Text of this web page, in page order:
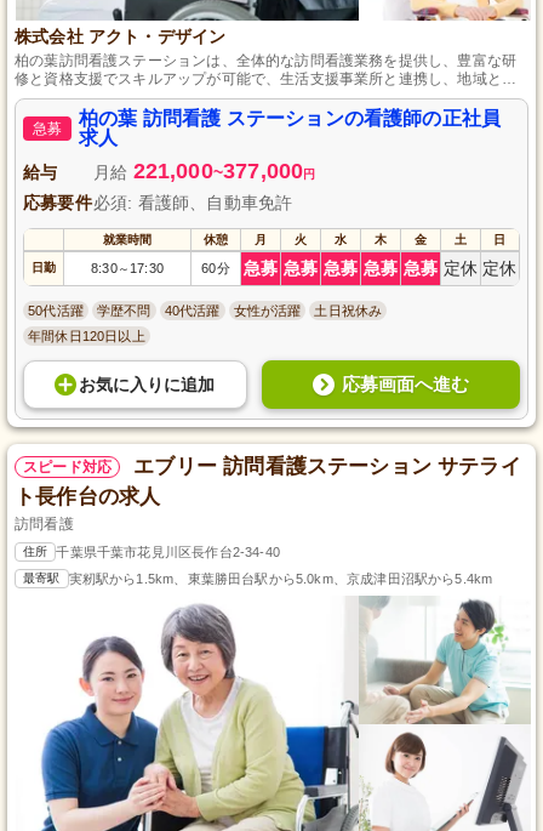
株式会社 アクト・デザイン
柏の葉訪問看護ステーションは、全体的な訪問看護業務を提供し、豊富な研
修と資格支援でスキルアップが可能で、生活支援事業所と連携し、地域と家
庭での安心生活をサポートします。
急募
柏の葉 訪問看護 ステーションの看護師の正社員
求人
給与 月給 221,000~377,000円
応募要件必須: 看護師、自動車免許
就業時間 休憩 月 火 水 木 金 土 日
日勤 8:30～ 17:30 60分 急募 急募 急募 急募 急募 定休 定休
50代活躍 学歴不問 40代活躍 女性が活躍
土日祝休み
年間休日120日以上
お気に入り に追加 応募画面へ進む
スピード対応
エブリー 訪問看護ステーション サテライ
ト長作台の求人
訪問看護
住所 千葉県千葉市花見川区長作台2-34-40
最寄駅 実籾駅から1.5km、東葉勝田台駅から5.0km、京成津田沼駅から5.4km